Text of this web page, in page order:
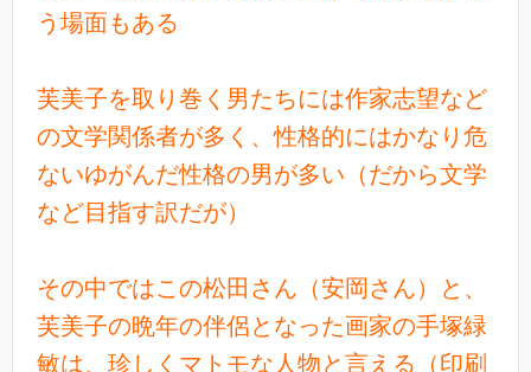
う場面もある
芙美子を取り巻く男たちには作家志望など
の文学関係者が多く、性格的にはかなり危
ないゆがんだ性格の男が多い（だから文学
など目指す訳だが）
その中ではこの松田さん（安岡さん）と、
芙美子の晩年の伴侶となった画家の手塚緑
敏は、珍しくマトモな人物と言える（印刷